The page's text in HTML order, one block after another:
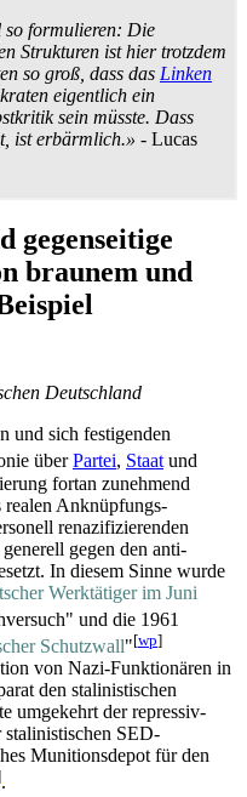
so formulieren: Die
Strukturen ist hier trotzdem
so groß, dass das Linken
eigentlich ein
sein müsste. Dass
ist erbärmlich.» - Lucas
gegenseitige
braunem und
Deutschland
und sich festigenden
überPartei, Staatund
fortan zunehmend
realen Anknüpfungs­
renazifizierenden
generell gegen den anti­
In diesem Sinne wurde
Werktätiger im Juni
und die 1961
Schutzwall"[wp]
von Nazi-Funktionären in
den stalinistischen
umgekehrt der repressiv-
SED-
Munitions­depot für den
.